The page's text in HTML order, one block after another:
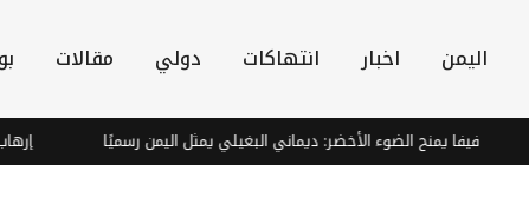
اليمن اخبار انتهاكات دولي مقالات
فيفا يمنح الضوء الأخضر: ديماني البغيلي يمثل اليمن رسميًا إرهاب